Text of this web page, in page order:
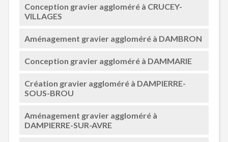
Conception gravier aggloméré à CRUCEY-
VILLAGES
Aménagement gravier aggloméré à DAMBRON
Conception gravier aggloméré à DAMMARIE
Création gravier aggloméré à DAMPIERRE-
SOUS-BROU
Aménagement gravier aggloméré à
DAMPIERRE-SUR-AVRE